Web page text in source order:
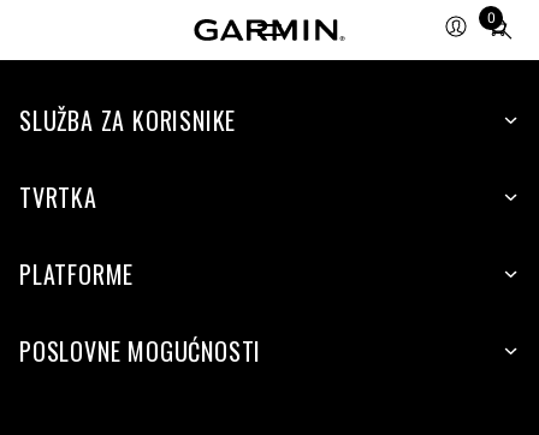
0
Total
items
cart:
SLUŽBA ZA KORISNIKE
TVRTKA
PLATFORME
POSLOVNE MOGUĆNOSTI